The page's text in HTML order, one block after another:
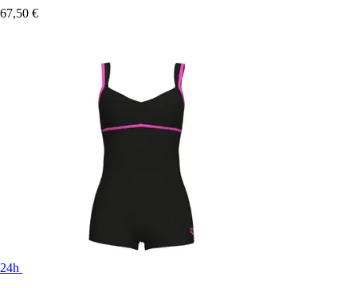
67,50 €
24h